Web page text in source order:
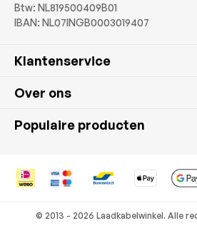
Btw: NL819500409B01
IBAN: NL07INGB0003019407
Klantenservice
Over ons
Populaire producten
© 2013 - 2026 Laadkabelwinkel. Alle